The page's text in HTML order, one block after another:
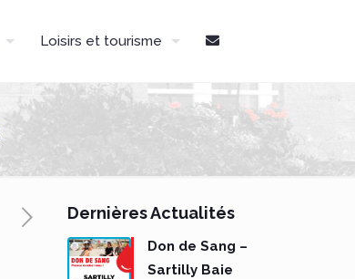
Loisirs et tourisme
Dernières Actualités
Don de Sang –
Sartilly Baie